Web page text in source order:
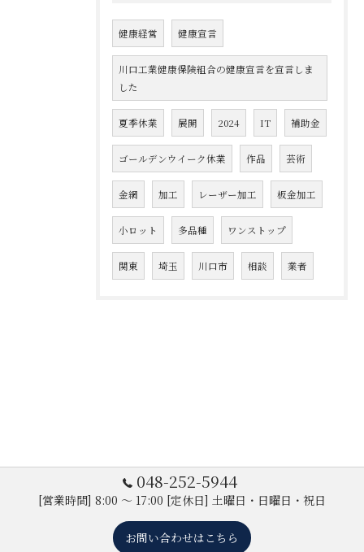
健康経営 健康宣言
川口工業健康保険組合の健康宣言を宣言しま
した
夏季休業 展開 2024 IT 補助金
ゴールデンウイーク休業 作品 芸術
金網 加工 レーザー加工 板金加工
小ロット 多品種 ワンストップ
関東 埼玉 川口市 相談 業者
048-252-5944
[営業時間] 8:00 ～ 17:00 [定休日] 土曜日・日曜日・祝日
お問い合わせはこちら